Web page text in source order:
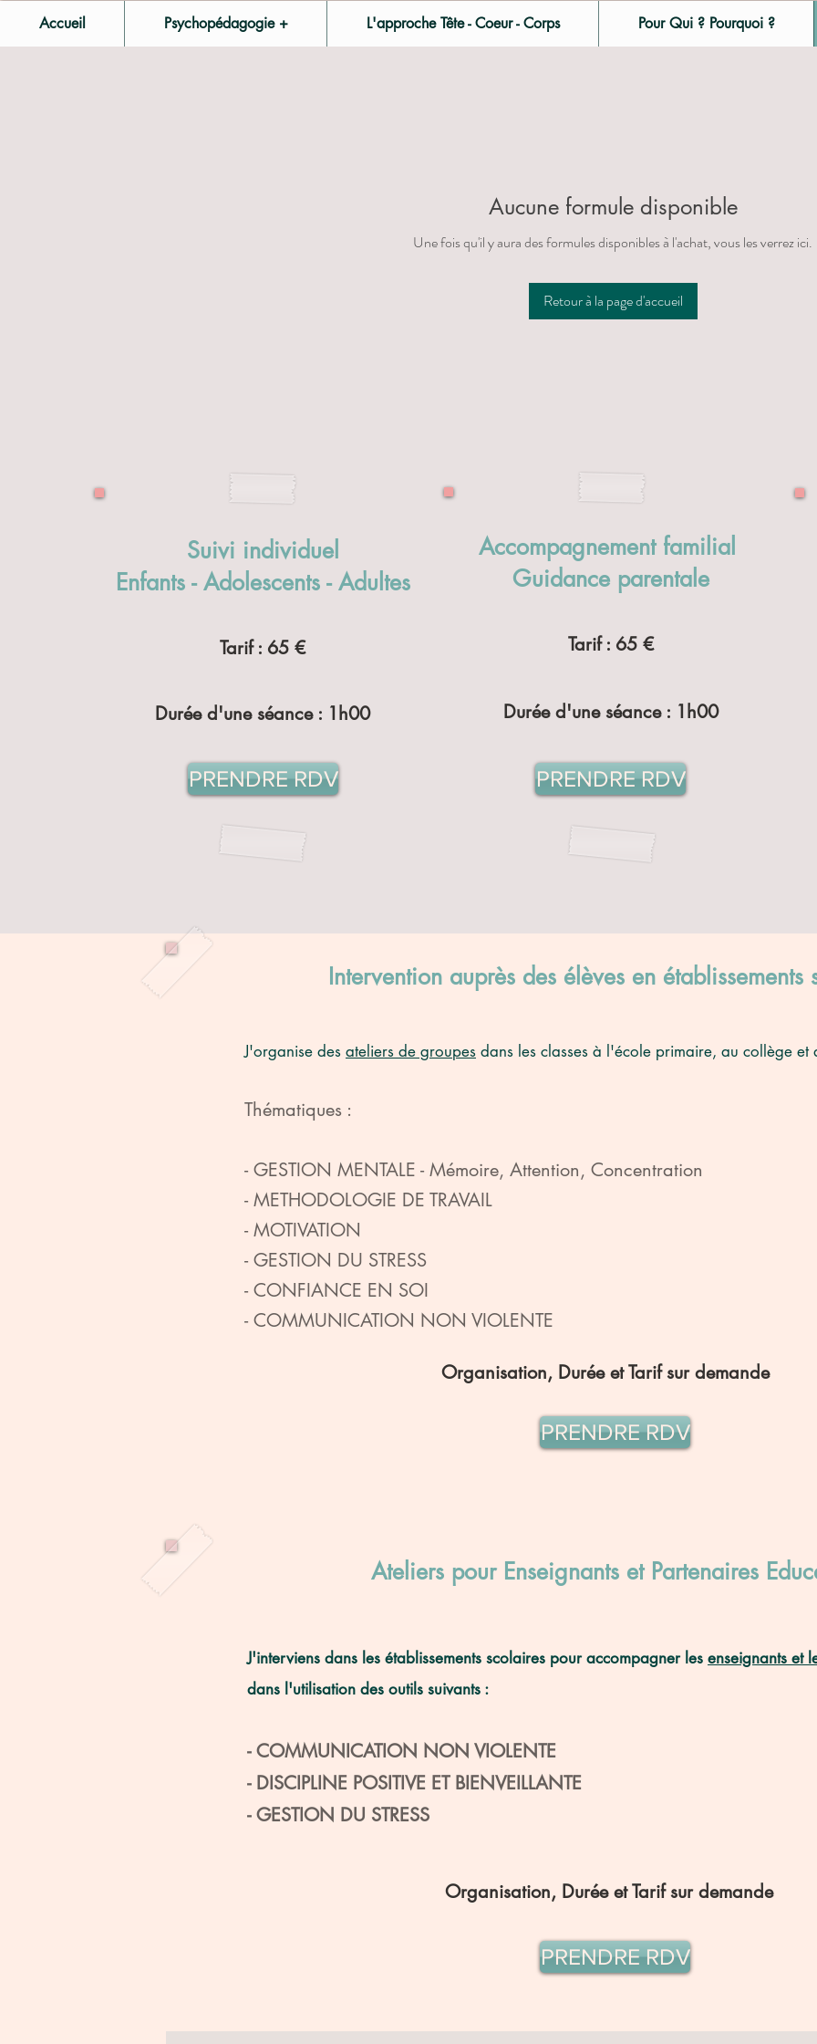
Accueil Psychopédagogie + L'approche Tête - Coeur - Corps Pour Qui ? Pourquoi ?
Aucune formule disponible
Une fois qu'il y aura des formules disponibles à l'achat, vous les verrez ici.
Retour à la page d'accueil
Suivi individuel
Enfants - Adolescents - Adultes
Tarif : 65 €
Durée d'une séance : 1h00
PRENDRE RDV
Accompagnement familial
Guidance parentale
Tarif : 65 €
Durée d'une séance : 1h00
PRENDRE RDV
Intervention auprès des élèves en établissements
J'organise des ateliers de groupes dans les classes à l'école primaire, au collège et
Thématiques :
- GESTION MENTALE - Mémoire, Attention, Concentration
- METHODOLOGIE DE TRAVAIL
- MOTIVATION
- GESTION DU STRESS
- CONFIANCE EN SOI
- COMMUNICATION NON VIOLENTE
Organisation, Durée et Tarif sur demande
PRENDRE RDV
Ateliers pour Enseignants et Partenaires
J'interviens dans les établissements scolaires pour accompagner les enseignants et
dans l'utilisation des outils suivants :
- COMMUNICATION NON VIOLENTE
- DISCIPLINE POSITIVE ET BIENVEILLANTE
- GESTION DU STRESS
Organisation, Durée et Tarif sur demande
PRENDRE RDV